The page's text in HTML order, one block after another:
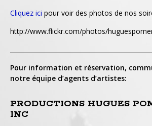
Cliquez ici pour voir des photos de nos
http://www.flickr.com/photos/
Pour information et réservation,
notre équipe d’agents d’artistes:
PRODUCTIONS HUGUES
INC